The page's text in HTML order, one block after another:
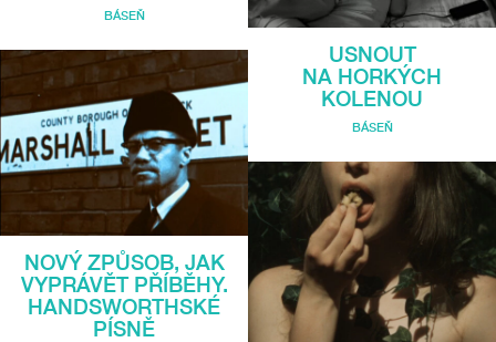
BÁSEŇ
NOVÝ ZPŮSOB, JAK
VYPRÁVĚT PŘÍBĚHY.
HANDSWORTHSKÉ
PÍSNĚ
USNOUT
NA HORKÝCH
KOLENOU
BÁSEŇ